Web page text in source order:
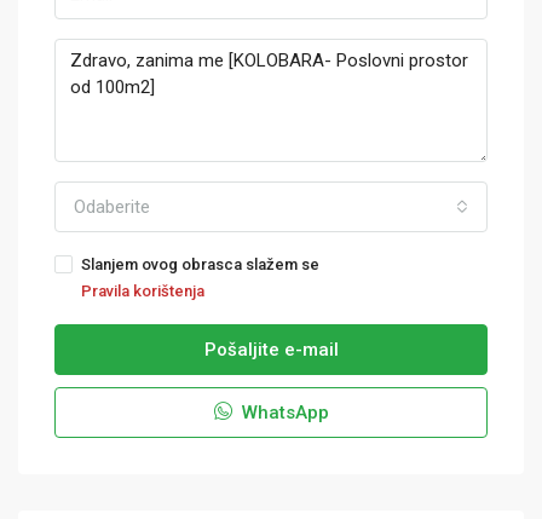
Odaberite
Slanjem ovog obrasca slažem se
Pravila korištenja
Pošaljite e-mail
WhatsApp